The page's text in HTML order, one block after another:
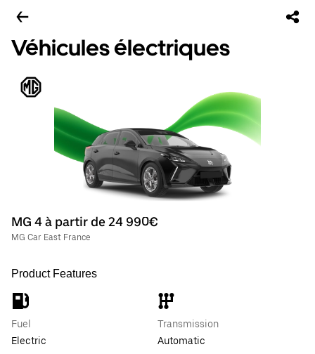
Véhicules électriques
MG 4 à partir de 24 990€
MG Car East France
Product Features
Fuel
Electric
Transmission
Automatic